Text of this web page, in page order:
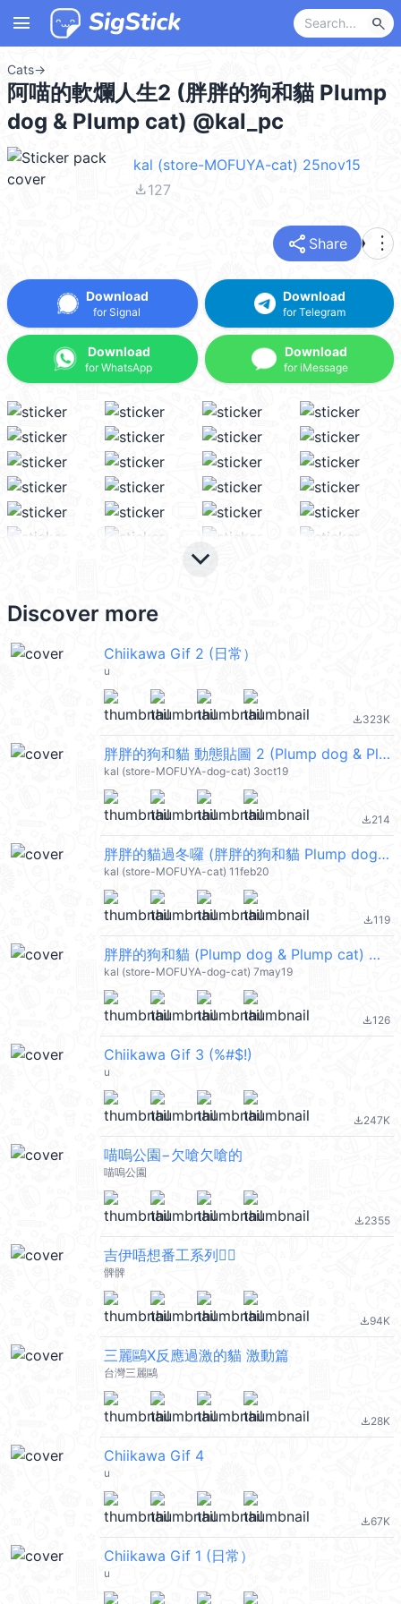
menu search
Cats→
阿喵的軟爛人生2 (胖胖的狗和貓 Plump
dog & Plump cat) @kal_pc
kal (store-MOFUYA-cat) 25nov15
file_download127
share Share more_vert
Download
for Signal
Download
for WhatsApp
Download
for Telegram
Download
for iMessage
keyboard_arrow_down
Discover more
Chiikawa Gif 2 (日常）
u
file_download323K
胖胖的狗和貓 動態貼圖 2 (Plump dog & Plump cat) @kal_pc
kal (store-MOFUYA-dog-cat) 3oct19
file_download214
胖胖的貓過冬囉 (胖胖的狗和貓 Plump dog & Plump cat) @kal_pc
kal (store-MOFUYA-cat) 11feb20
file_download119
胖胖的狗和貓 (Plump dog & Plump cat) @kal_pc
kal (store-MOFUYA-dog-cat) 7may19
file_download126
Chiikawa Gif 3 (%#$!)
u
file_download247K
喵嗚公園−欠嗆欠嗆的
喵嗚公園
file_download2355
吉伊唔想番工系列🙂‍↔️
髀髀
file_download94K
三麗鷗X反應過激的貓 激動篇
台灣三麗鷗
file_download28K
Chiikawa Gif 4
u
file_download67K
Chiikawa Gif 1 (日常）
u